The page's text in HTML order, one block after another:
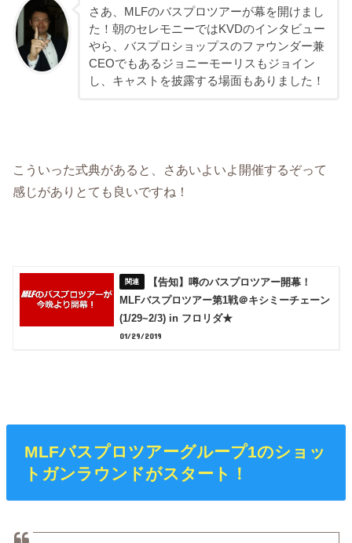
さあ、MLFのバスプロツアーが幕を開けまし
た！朝のセレモニーではKVDのインタビュー
やら、バスプロショップスのファウンダー兼
CEOでもあるジョニーモーリスもジョイン
し、キャストを披露する場面もありました！
こういった式典があると、さあいよいよ開催するぞって
感じがありとても良いですね！
【告知】噂のバスプロツアー開幕！
MLFバスプロツアー第1戦＠キシミーチェーン
(1/29~2/3) in フロリダ★
01/29/2019
MLFバスプロツアーグループ1のショッ
トガンラウンドがスタート！